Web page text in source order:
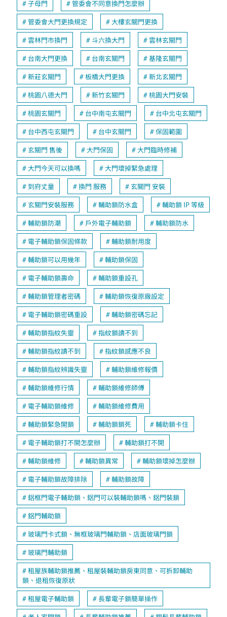
子母門 管委會不同意換門怎麼辦
管委會大門更換規定 大樓玄關門更換
雲林門市換門 斗六換大門 雲林玄關門
台南大門更換 台南玄關門 基隆玄關門
新莊玄關門 板橋大門更換 新北玄關門
桃園八德大門 新竹玄關門 桃園大門安裝
桃園玄關門 台中南屯玄關門 台中北屯玄關門
台中西屯玄關門 台中玄關門 保固範圍
玄關門 售後 大門保固 大門臨時修補
大門今天可以換嗎 大門壞掉緊急處理
到府丈量 換門 服務 玄關門 安裝
玄關門安裝服務 輔助鎖防水盒 輔助鎖 IP 等級
輔助鎖防潮 戶外電子輔助鎖 輔助鎖防水
電子輔助鎖保固條款 輔助鎖耐用度
輔助鎖可以用幾年 輔助鎖保固
電子輔助鎖壽命 輔助鎖重設孔
輔助鎖管理者密碼 輔助鎖恢復原廠設定
電子輔助鎖密碼重設 輔助鎖密碼忘記
輔助鎖指紋失靈 指紋鎖讀不到
輔助鎖指紋讀不到 指紋鎖感應不良
輔助鎖指紋辨識失靈 輔助鎖維修報價
輔助鎖維修行情 輔助鎖維修師傅
電子輔助鎖維修 輔助鎖維修費用
輔助鎖緊急開鎖 輔助鎖鎖死 輔助鎖卡住
電子輔助鎖打不開怎麼辦 輔助鎖打不開
輔助鎖維修 輔助鎖異常 輔助鎖壞掉怎麼辦
電子輔助鎖故障排除 輔助鎖故障
鋁框門電子輔助鎖、鋁門可以裝輔助鎖嗎、鋁門裝鎖
鋁門輔助鎖
玻璃門卡式鎖、無框玻璃門輔助鎖、店面玻璃門鎖
玻璃門輔助鎖
租屋族輔助鎖推薦、租屋裝輔助鎖房東同意、可拆卸輔助
鎖、退租恢復原狀
租屋電子輔助鎖 長輩電子鎖簡單操作